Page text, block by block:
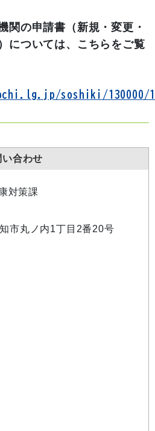
の申請書（新規・変更・
については、こちらをご覧
soshiki/130000/
合わせ
対策課
市丸ノ内1丁目2番20号